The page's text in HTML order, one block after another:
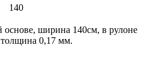
140
ширина 140см, в рулоне
толщина 0,17 мм.